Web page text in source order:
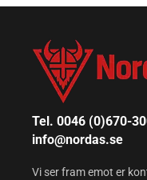
Tel. 0046 (0)670-
info@nordas.se
Vi ser fram emot er